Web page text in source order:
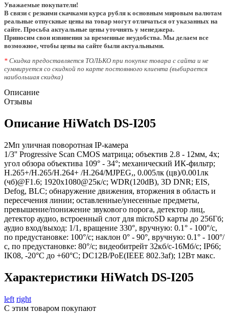
Уважаемые покупатели!
В связи с резкими скачками курса рубля к основным мировым валютам
реальные отпускные цены на товар могут отличаться от указанных на
сайте. Просьба актуальные цены уточнять у менеджера.
Приносим свои извинения за временные неудобства. Мы делаем все
возможное, чтобы цены на сайте были актуальными.
* Скидка предоставляется ТОЛЬКО при покупке товара с сайта и не
суммируется со скидкой по карте постоянного клиента (выбирается
наибольшая скидка)
Описание
Отзывы
Описание HiWatch DS-I205
2Мп уличная поворотная IP-камера
1/3'' Progressive Scan CMOS матрица; объектив 2.8 - 12мм, 4x;
угол обзора объектива 109° - 34°; механический ИК-фильтр;
H.265+/H.265/H.264+ /H.264/MJPEG,, 0.005лк (цв)/0.001лк
(чб)@F1.6; 1920х1080@25к/с; WDR(120dB), 3D DNR; EIS,
Defog, BLC; обнаружение движения, вторжения в область и
пересечения линии; оставленные/унесенные предметы,
превышение/понижение звукового порога, детектор лиц,
детектор аудио, встроенный слот для microSD карты до 256Гб;
аудио вход/выход: 1/1, вращение 330°, вручную: 0.1° - 100°/с,
по предустановке: 100°/с; наклон 0° - 90°, вручную: 0.1° - 100°/
с, по предустановке: 80°/с; видеобитрейт 32кб/с-16Мб/с; IP66;
IK08, -20°C до +60°C; DC12В/PoE(IEEE 802.3af); 12Вт макс.
Характеристики HiWatch DS-I205
left right
С этим товаром покупают